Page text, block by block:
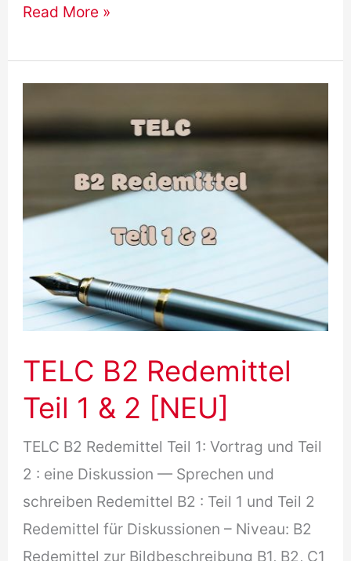
B1
–
Schreiben
DTZ
Read More »
TELC B2 Redemittel
Teil 1 & 2 [NEU]
TELC B2 Redemittel Teil 1: Vortrag und Teil
2 : eine Diskussion — Sprechen und
schreiben Redemittel B2 : Teil 1 und Teil 2
Redemittel für Diskussionen – Niveau: B2
Redemittel zur Bildbeschreibung B1, B2, C1